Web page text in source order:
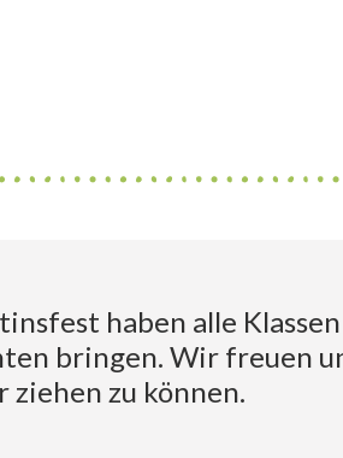
haben alle
bringen. Wir freuen
ziehen zu können.